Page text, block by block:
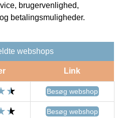
brugervenlighed,
betalingsmuligheder.
webshops
Link
Besøg webshop
Besøg webshop